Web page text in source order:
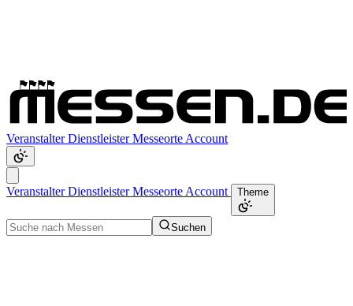
VeranstalterDienstleisterMesseorte Account
VeranstalterDienstleisterMesseorte Account Theme
Suchen